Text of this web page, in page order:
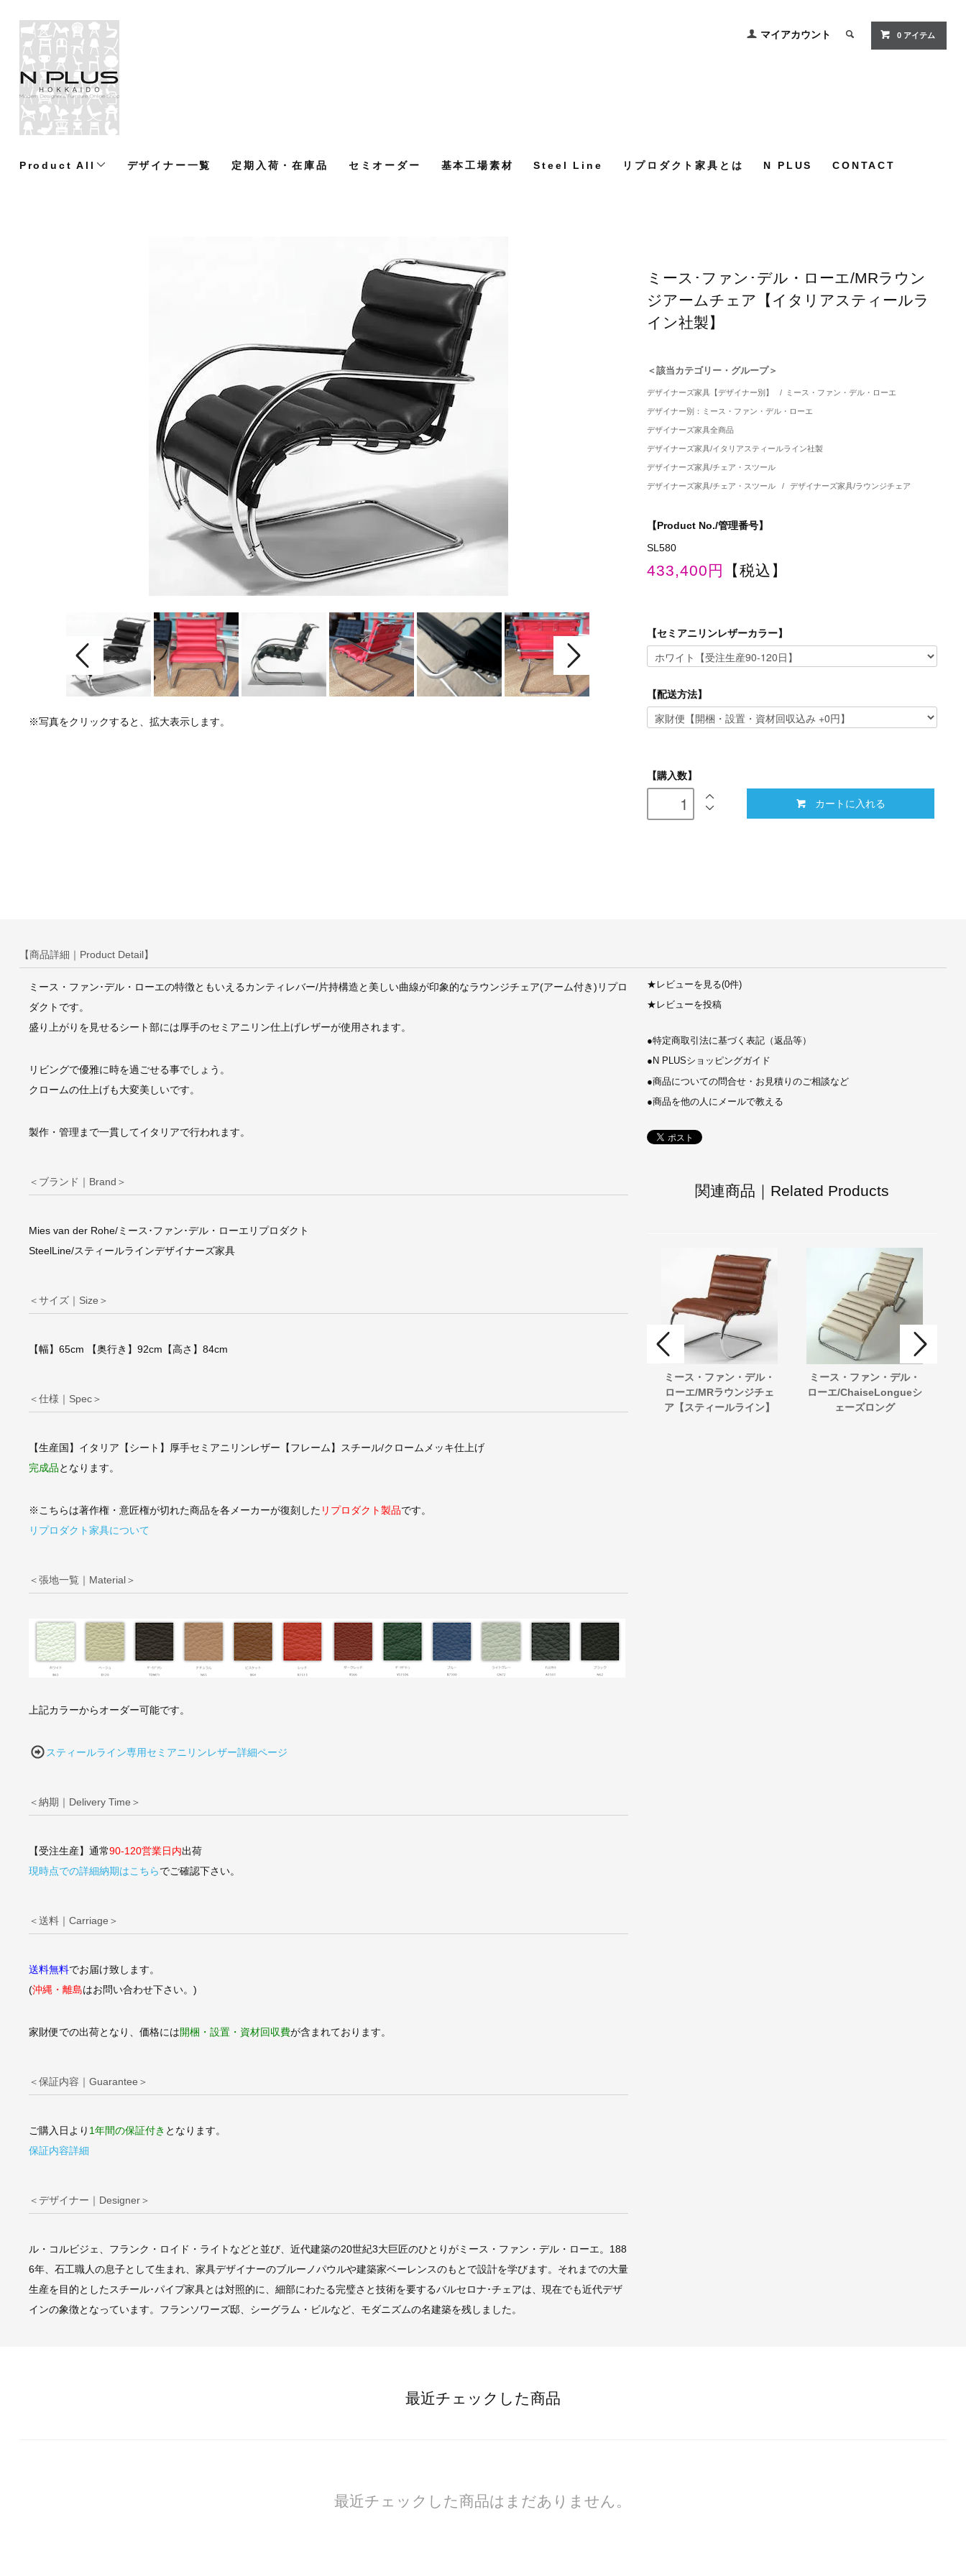
マイアカウント 0 アイテム
Product All デザイナー一覧 定期入荷・在庫品 セミオーダー 基本工場素材 Steel Line リプロダクト家具とは N PLUS CONTACT
※写真をクリックすると、拡大表示します。
ミース･ファン･デル・ローエ/MRラウン
ジアームチェア【イタリアスティールラ
イン社製】
＜該当カテゴリー・グループ＞
デザイナーズ家具【デザイナー別】 / ミース・ファン・デル・ローエ
デザイナー別：ミース・ファン・デル・ローエ
デザイナーズ家具全商品
デザイナーズ家具/イタリアスティールライン社製
デザイナーズ家具/チェア・スツール
デザイナーズ家具/チェア・スツール / デザイナーズ家具/ラウンジチェア
【Product No./管理番号】
SL580
433,400円 【税込】
【セミアニリンレザーカラー】
【配送方法】
【購入数】
カートに入れる
【商品詳細｜Product Detail】
ミース・ファン･デル・ローエの特徴ともいえるカンティレバー/片持構造と美しい曲線が印象的なラウンジチェア(アーム付き)リプロ
ダクトです。
盛り上がりを見せるシート部には厚手のセミアニリン仕上げレザーが使用されます。
リビングで優雅に時を過ごせる事でしょう。
クロームの仕上げも大変美しいです。
製作・管理まで一貫してイタリアで行われます。
＜ブランド｜Brand＞
Mies van der Rohe/ミース･ファン･デル・ローエリプロダクト
SteelLine/スティールラインデザイナーズ家具
＜サイズ｜Size＞
【幅】65cm 【奥行き】92cm【高さ】84cm
＜仕様｜Spec＞
【生産国】イタリア【シート】厚手セミアニリンレザー【フレーム】スチール/クロームメッキ仕上げ
完成品となります。
※こちらは著作権・意匠権が切れた商品を各メーカーが復刻した リプロダクト製品です。
リプロダクト家具について
＜張地一覧｜Material＞
上記カラーからオーダー可能です。
スティールライン専用セミアニリンレザー詳細ページ
＜納期｜Delivery Time＞
【受注生産】通常90-120営業日内出荷
現時点での詳細納期はこちらでご確認下さい。
＜送料｜Carriage＞
送料無料でお届け致します。
(沖縄・離島はお問い合わせ下さい。)
家財便での出荷となり、価格には開梱・設置・資材回収費が含まれております。
＜保証内容｜Guarantee＞
ご購入日より 1年間の保証付き となります。
保証内容詳細
＜デザイナー｜Designer＞
ル・コルビジェ、フランク・ロイド・ライトなどと並び、近代建築の20世紀3大巨匠のひとりがミース・ファン・デル・ローエ。188
6年、石工職人の息子として生まれ、家具デザイナーのブルーノパウルや建築家ベーレンスのもとで設計を学びます。それまでの大量
生産を目的としたスチール･パイプ家具とは対照的に、細部にわたる完璧さと技術を要するバルセロナ･チェアは、現在でも近代デザ
インの象徴となっています。フランソワーズ邸、シーグラム・ビルなど、モダニズムの名建築を残しました。
★ レビューを見る(0件)
★ レビューを投稿
●特定商取引法に基づく表記（返品等）
● N PLUSショッピングガイド
●商品についての問合せ・お見積りのご相談など
●商品を他の人にメールで教える
関連商品｜Related Products
ミース・ファン・デル・
ローエ/MRラウンジチェ
ア【スティールライン】
ミース・ファン・デル・
ローエ/ChaiseLongueシ
ェーズロング
最近チェックした商品
最近チェックした商品はまだありません。